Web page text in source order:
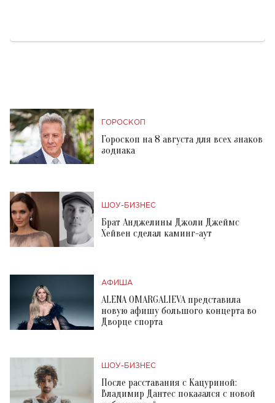
ГОРОСКОП
Гороскоп на 8 августа для всех знаков
зодиака
ШОУ-БИЗНЕС
Брат Анджелины Джоли Джеймс
Хейвен сделал каминг-аут
АФИША
ALENA OMARGALIEVA представила
новую афишу большого концерта во
Дворце спорта
ШОУ-БИЗНЕС
После расставания с Кацуриной:
Владимир Дантес показался с новой